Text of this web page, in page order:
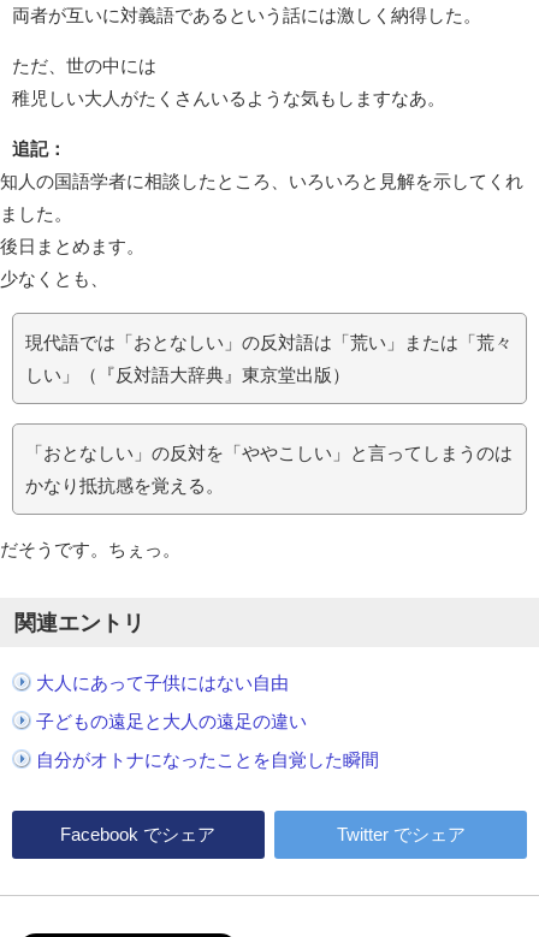
両者が互いに対義語であるという話には激しく納得した。
ただ、世の中には
稚児しい大人がたくさんいるような気もしますなあ。
追記：
知人の国語学者に相談したところ、いろいろと見解を示してくれ
ました。
後日まとめます。
少なくとも、
現代語では「おとなしい」の反対語は「荒い」または「荒々
しい」（『反対語大辞典』東京堂出版）
「おとなしい」の反対を「ややこしい」と言ってしまうのは
かなり抵抗感を覚える。
だそうです。ちぇっ。
関連エントリ
大人にあって子供にはない自由
子どもの遠足と大人の遠足の違い
自分がオトナになったことを自覚した瞬間
Facebook でシェア Twitterでシェア